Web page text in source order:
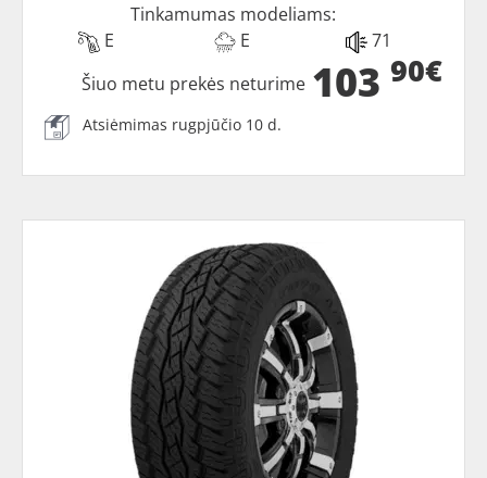
Tinkamumas modeliams:
E
E 71
103 90€
Šiuo metu prekės neturime
Atsiėmimas rugpjūčio 10 d.